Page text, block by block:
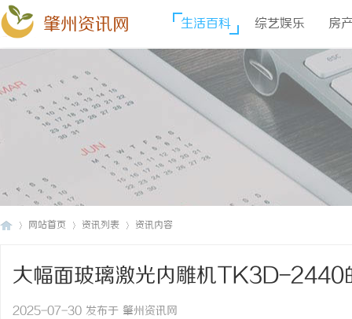
肇州资讯网 生活百科 综艺娱乐 房
网站首页 资讯列表 资讯内容
大幅面玻璃激光内雕机TK3D-2440
2025-07-30 发布于 肇州资讯网